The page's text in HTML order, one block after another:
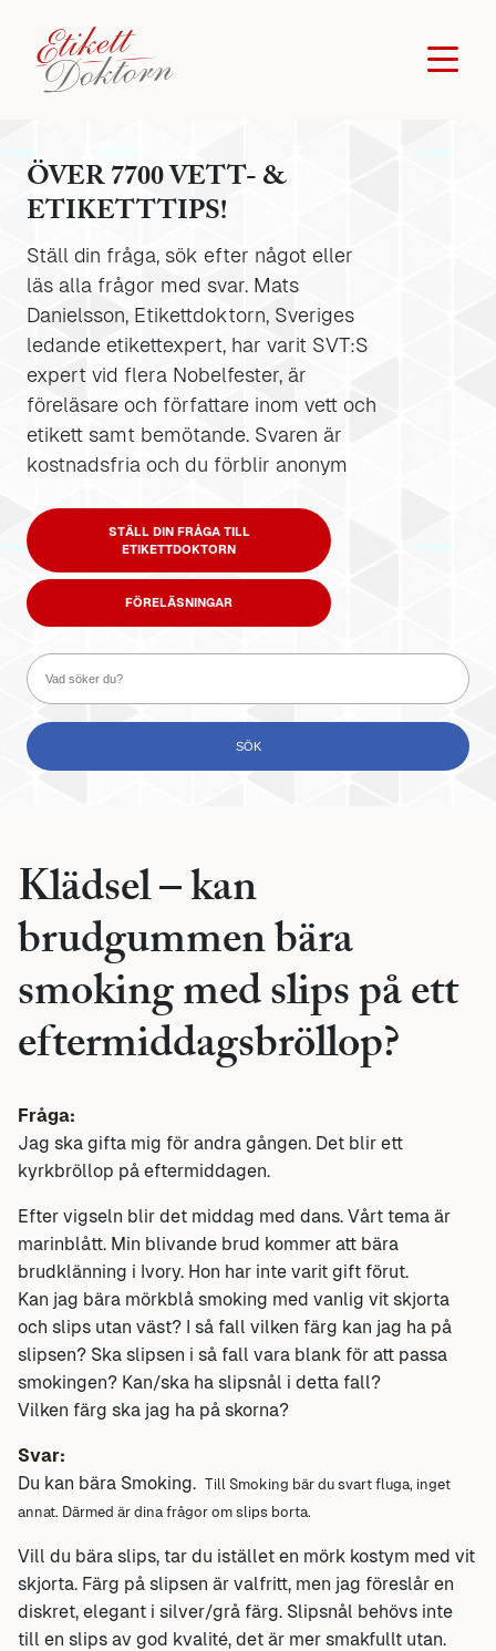
ÖVER 7700 VETT- &
ETIKETTTIPS!
Ställ din fråga, sök efter något eller
läs alla frågor med svar. Mats
Danielsson, Etikettdoktorn, Sveriges
ledande etikettexpert, har varit SVT:S
expert vid flera Nobelfester, är
föreläsare och författare inom vett och
etikett samt bemötande. Svaren är
kostnadsfria och du förblir anonym
STÄLL DIN FRÅGA TILL
ETIKETTDOKTORN
FÖRELÄSNINGAR
Klädsel – kan
brudgummen bära
smoking med slips på ett
eftermiddagsbröllop?
Fråga:
Jag ska gifta mig för andra gången. Det blir ett
kyrkbröllop på eftermiddagen.
Efter vigseln blir det middag med dans. Vårt tema är
marinblått. Min blivande brud kommer att bära
brudklänning i Ivory. Hon har inte varit gift förut.
Kan jag bära mörkblå smoking med vanlig vit skjorta
och slips utan väst? I så fall vilken färg kan jag ha på
slipsen? Ska slipsen i så fall vara blank för att passa
smokingen? Kan/ska ha slipsnål i detta fall?
Vilken färg ska jag ha på skorna?
Svar:
Du kan bära Smoking. Till Smoking bär du svart fluga, inget
annat. Därmed är dina frågor om slips borta.
Vill du bära slips, tar du istället en mörk kostym med vit
skjorta. Färg på slipsen är valfritt, men jag föreslår en
diskret, elegant i silver/grå färg. Slipsnål behövs inte
till en slips av god kvalité, det är mer smakfullt utan.